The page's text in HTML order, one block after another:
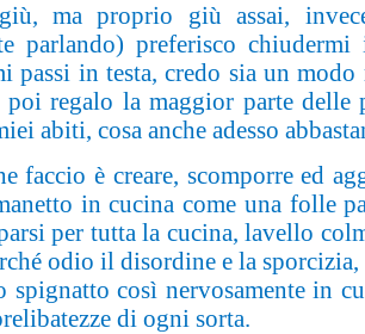
ma proprio giù assai,
parlando) preferisco
passi in testa, credo sia un
poi regalo la maggior parte
abiti, cosa anche adesso
faccio è creare, scomporre ed
in cucina come una folle
per tutta la cucina, lavello
odio il disordine e la
spignatto così nervosamente in
di ogni sorta.